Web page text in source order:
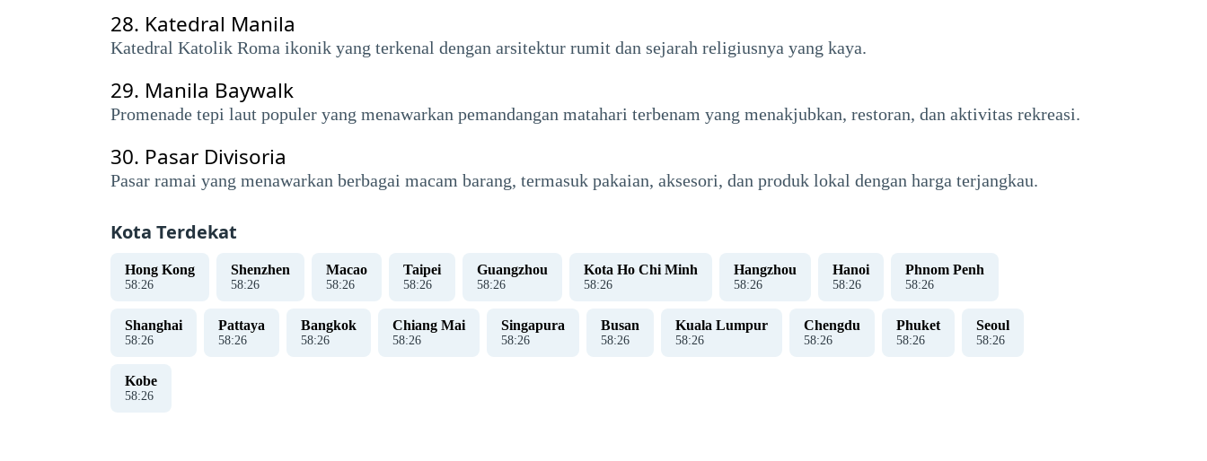
28. Katedral Manila
Katedral Katolik Roma ikonik yang terkenal dengan arsitektur rumit dan sejarah religiusnya yang kaya.
29. Manila Baywalk
Promenade tepi laut populer yang menawarkan pemandangan matahari terbenam yang menakjubkan, restoran, dan aktivitas rekreasi.
30. Pasar Divisoria
Pasar ramai yang menawarkan berbagai macam barang, termasuk pakaian, aksesori, dan produk lokal dengan harga terjangkau.
Kota Terdekat
Hong Kong
58:27
Shenzhen
58:27
Macao
58:27
Taipei
58:27
Guangzhou
58:27
Kota Ho Chi Minh
58:27
Hangzhou
58:27
Hanoi
58:27
Phnom Penh
58:27
Shanghai
58:27
Pattaya
58:27
Bangkok
58:27
Chiang Mai
58:27
Singapura
58:27
Busan
58:27
Kuala Lumpur
58:27
Chengdu
58:27
Phuket
58:27
Seoul
58:27
Kobe
58:27